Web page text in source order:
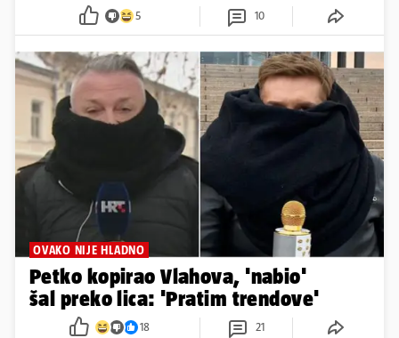
5 10
OVAKO NIJE HLADNO
Petko kopirao Vlahova, 'nabio'
šal preko lica: 'Pratim trendove'
18 21